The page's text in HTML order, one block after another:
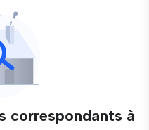
correspondants à